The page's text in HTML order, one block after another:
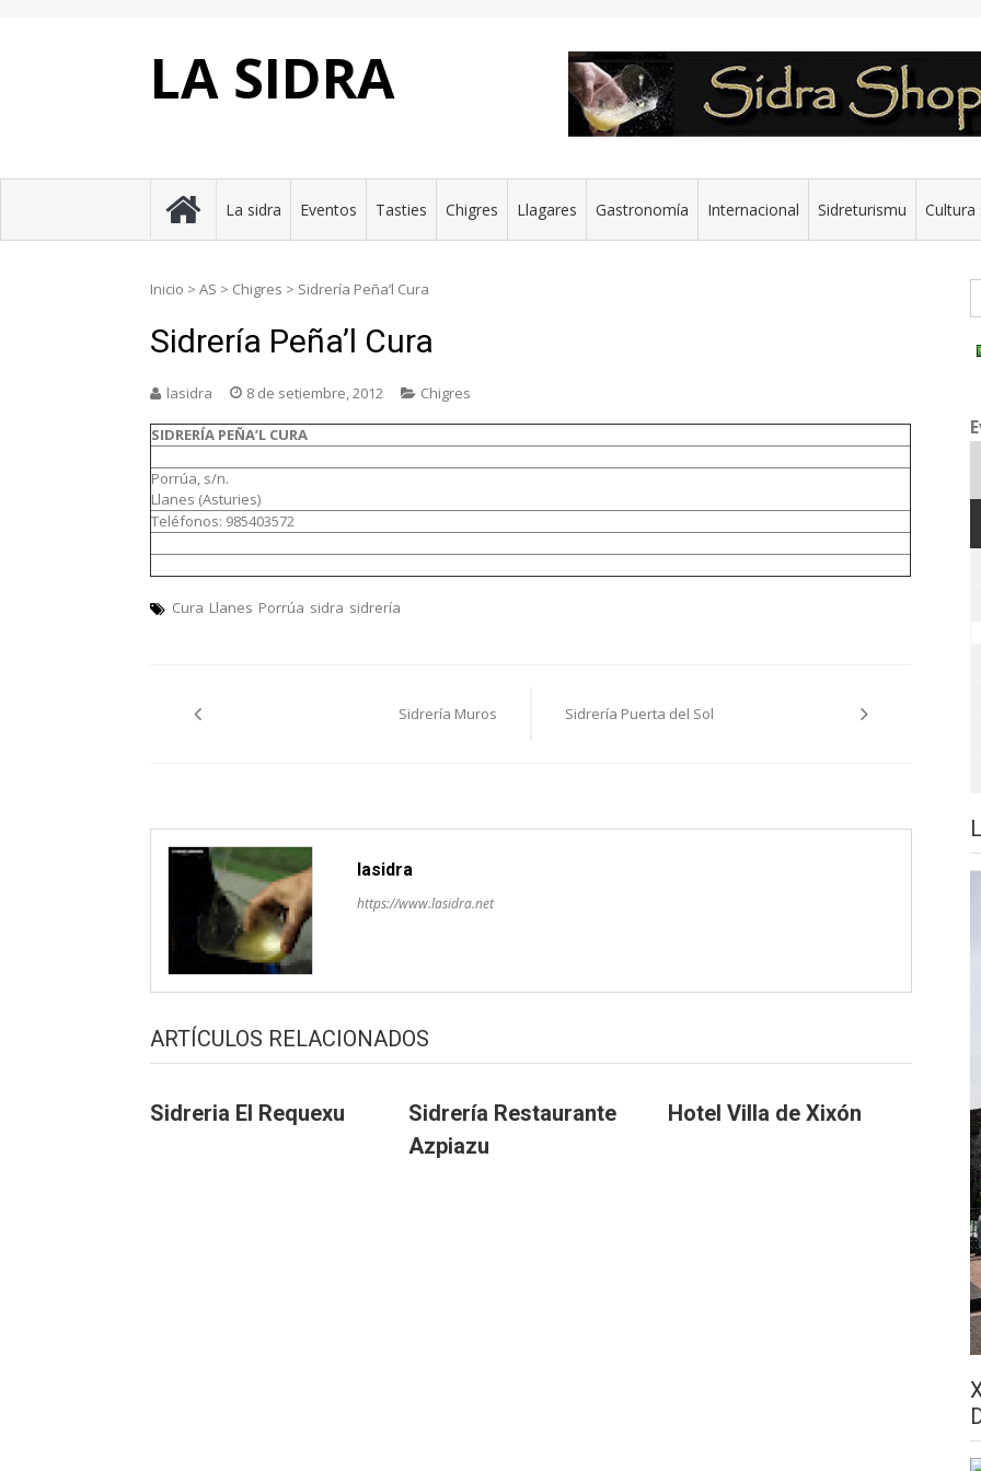
LA SIDRA
La sidra Eventos Tasties Chigres Llagares Gastronomía Internacional Sidreturismu Cultura
Inicio > AS > Chigres > Sidrería Peña’l Cura
Sidrería Peña’l Cura
lasidra 8 de setiembre, 2012 Chigres
SIDRERÍA PEÑA’L CURA
Porrúa, s/n.
Llanes (Asturies)
Teléfonos: 985403572
Cura Llanes Porrúa sidra sidrería
pelos
Sidrería Muros Sidrería Puerta del Sol
lasidra
https://www.lasidra.net
ARTÍCULOS RELACIONADOS
Sidreria El Requexu
Sidrería Restaurante
Azpiazu
Hotel Villa de Xixón